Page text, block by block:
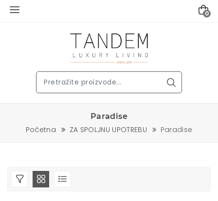
0
Paradise
Početna ZA SPOLJNU UPOTREBU Paradise